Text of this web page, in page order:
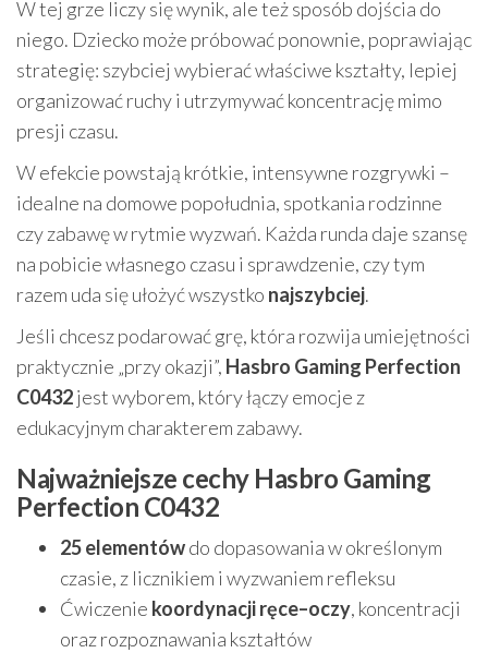
W tej grze liczy się wynik, ale też sposób dojścia do
niego. Dziecko może próbować ponownie, poprawiając
strategię: szybciej wybierać właściwe kształty, lepiej
organizować ruchy i utrzymywać koncentrację mimo
presji czasu.
W efekcie powstają krótkie, intensywne rozgrywki –
idealne na domowe popołudnia, spotkania rodzinne
czy zabawę w rytmie wyzwań. Każda runda daje szansę
na pobicie własnego czasu i sprawdzenie, czy tym
razem uda się ułożyć wszystko najszybciej.
Jeśli chcesz podarować grę, która rozwija umiejętności
praktycznie „przy okazji”, Hasbro Gaming Perfection
C0432jest wyborem, który łączy emocje z
edukacyjnym charakterem zabawy.
Najważniejsze cechy Hasbro Gaming
Perfection C0432
25 elementówdo dopasowania w określonym
czasie, z licznikiem i wyzwaniem refleksu
Ćwiczenie koordynacji ręce–oczy, koncentracji
oraz rozpoznawania kształtów